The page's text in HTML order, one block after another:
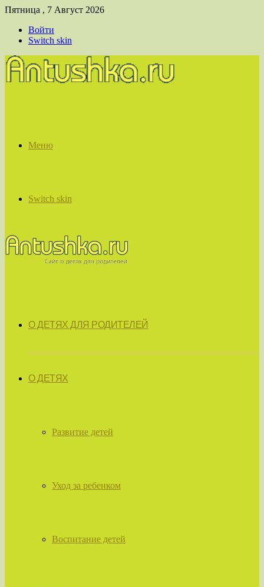
Пятница , 7 Август 2026
Войти
Switch skin
Меню
Switch skin
О ДЕТЯХ ДЛЯ РОДИТЕЛЕЙ
О ДЕТЯХ
Развитие детей
Уход за ребенком
Воспитание детей